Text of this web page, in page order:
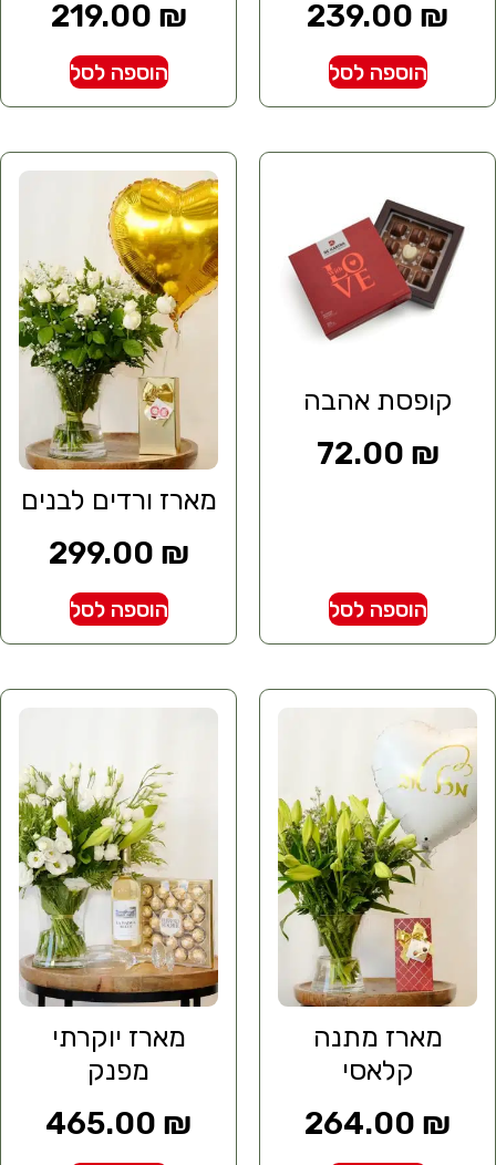
239.00 ₪
הוספה לסל
219.00 ₪
הוספה לסל
קופסת אהבה
72.00 ₪
הוספה לסל
מארז ורדים לבנים
299.00 ₪
הוספה לסל
מארז מתנה
קלאסי
264.00 ₪
מארז יוקרתי
מפנק
465.00 ₪